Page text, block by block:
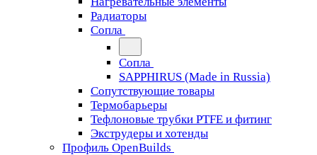
Радиаторы
Сопла
Сопла
SAPPHIRUS (Made in Russia)
Сопутствующие товары
Термобарьеры
Тефлоновые трубки PTFE и фитинг
Экструдеры и хотенды
Профиль OpenBuilds